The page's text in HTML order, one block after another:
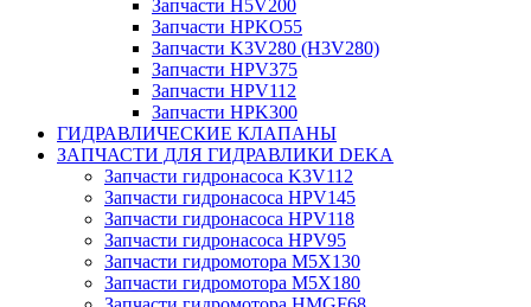
Запчасти H5V200
Запчасти HPKO55
Запчасти K3V280 (H3V280)
Запчасти HPV375
Запчасти HPV112
Запчасти HPK300
ГИДРАВЛИЧЕСКИЕ КЛАПАНЫ
ЗАПЧАСТИ ДЛЯ ГИДРАВЛИКИ DEKA
Запчасти гидронасоса K3V112
Запчасти гидронасоса HPV145
Запчасти гидронасоса HPV118
Запчасти гидронасоса HPV95
Запчасти гидромотора M5X130
Запчасти гидромотора M5X180